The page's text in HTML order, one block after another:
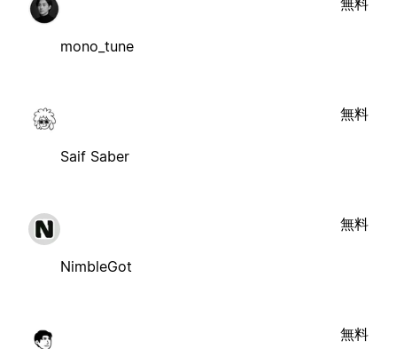
mono_tune
無料
Saif Saber
無料
NimbleGot
無料
無料